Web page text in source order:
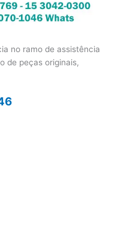
no ramo de assistência
de peças originais,